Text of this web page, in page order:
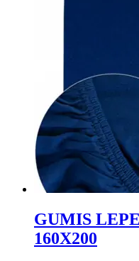
GUMIS
160X200